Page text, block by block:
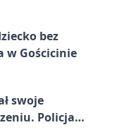
bez
w Gościcinie
swoje
Policja